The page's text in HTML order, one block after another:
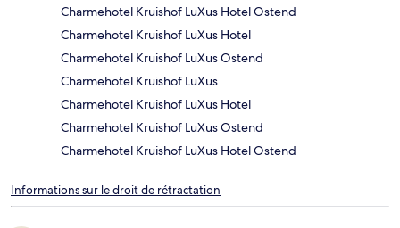
Charmehotel Kruishof LuXus Hotel Ostend
Charmehotel Kruishof LuXus Hotel
Charmehotel Kruishof LuXus Ostend
Charmehotel Kruishof LuXus
Charmehotel Kruishof LuXus Hotel
Charmehotel Kruishof LuXus Ostend
Charmehotel Kruishof LuXus Hotel Ostend
Informations sur le droit de rétractation